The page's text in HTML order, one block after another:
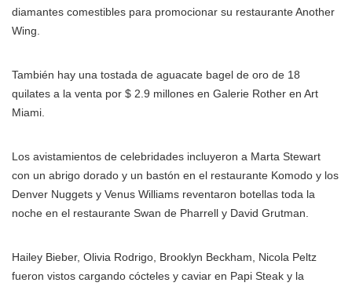
diamantes comestibles para promocionar su restaurante Another
Wing.
También hay una tostada de aguacate bagel de oro de 18
quilates a la venta por $ 2.9 millones en Galerie Rother en Art
Miami.
Los avistamientos de celebridades incluyeron a Marta Stewart
con un abrigo dorado y un bastón en el restaurante Komodo y los
Denver Nuggets y Venus Williams reventaron botellas toda la
noche en el restaurante Swan de Pharrell y David Grutman.
Hailey Bieber, Olivia Rodrigo, Brooklyn Beckham, Nicola Peltz
fueron vistos cargando cócteles y caviar en Papi Steak y la